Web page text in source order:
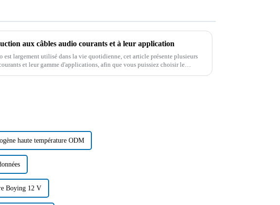
aux câbles audio courants et à leur application
est largement utilisé dans la vie quotidienne, cet article présente plusieurs
et leur gamme d'applications, afin que vous puissiez choisir le
haute température ODM
Boying 12 V